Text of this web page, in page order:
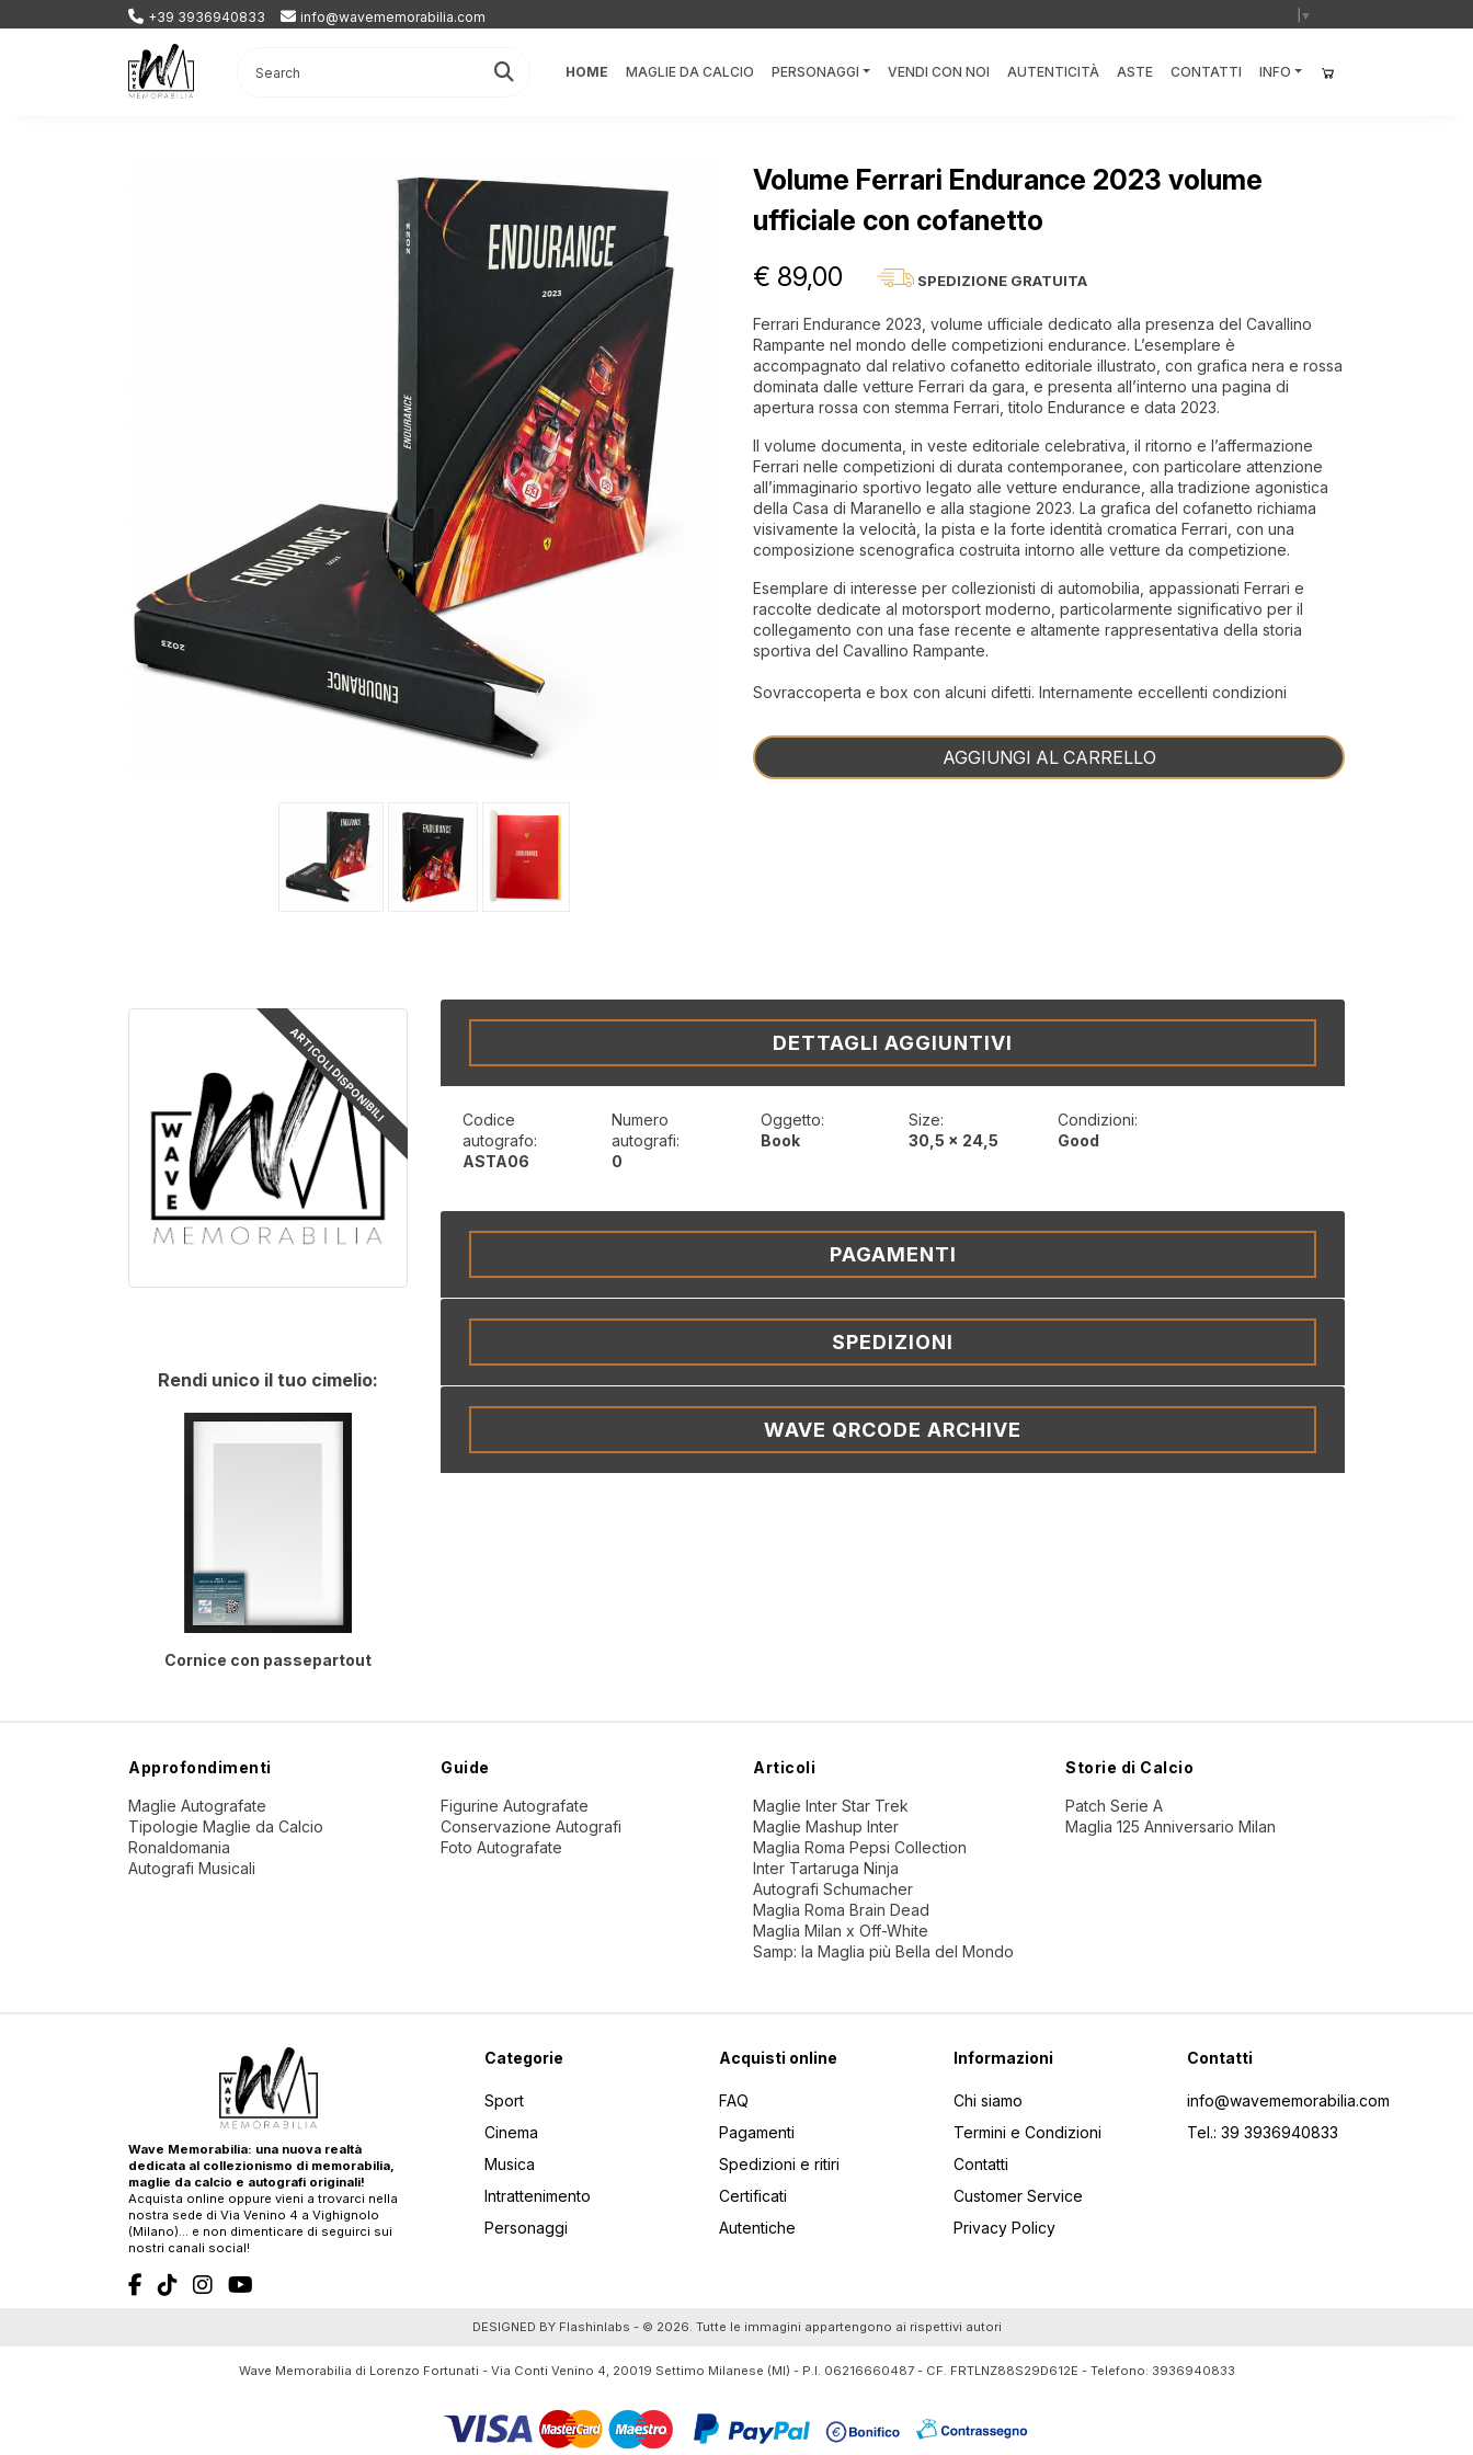
+39 3936940833 info@wavememorabilia.com ▼
HOME MAGLIE DA CALCIO PERSONAGGI VENDI CON NOI AUTENTICITÀ ASTE CONTATTI INFO
Volume Ferrari Endurance 2023 volume
ufficiale con cofanetto
€ 89,00 SPEDIZIONE GRATUITA
Ferrari Endurance 2023, volume ufficiale dedicato alla presenza del Cavallino
Rampante nel mondo delle competizioni endurance. L’esemplare è
accompagnato dal relativo cofanetto editoriale illustrato, con grafica nera e rossa
dominata dalle vetture Ferrari da gara, e presenta all’interno una pagina di
apertura rossa con stemma Ferrari, titolo Endurance e data 2023.
Il volume documenta, in veste editoriale celebrativa, il ritorno e l’affermazione
Ferrari nelle competizioni di durata contemporanee, con particolare attenzione
all’immaginario sportivo legato alle vetture endurance, alla tradizione agonistica
della Casa di Maranello e alla stagione 2023. La grafica del cofanetto richiama
visivamente la velocità, la pista e la forte identità cromatica Ferrari, con una
composizione scenografica costruita intorno alle vetture da competizione.
Esemplare di interesse per collezionisti di automobilia, appassionati Ferrari e
raccolte dedicate al motorsport moderno, particolarmente significativo per il
collegamento con una fase recente e altamente rappresentativa della storia
sportiva del Cavallino Rampante.
Sovraccoperta e box con alcuni difetti. Internamente eccellenti condizioni
AGGIUNGI AL CARRELLO
ARTICOLI DISPONIBILI
Rendi unico il tuo cimelio:
Cornice con passepartout
DETTAGLI AGGIUNTIVI
Codice
autografo:
ASTA06
Numero
autografi:
0
Oggetto:
Book
Size:
30,5 x 24,5
Condizioni:
Good
PAGAMENTI
SPEDIZIONI
WAVE QRCODE ARCHIVE
Approfondimenti
Maglie Autografate
Tipologie Maglie da Calcio
Ronaldomania
Autografi Musicali
Guide
Figurine Autografate
Conservazione Autografi
Foto Autografate
Articoli
Maglie Inter Star Trek
Maglie Mashup Inter
Maglia Roma Pepsi Collection
Inter Tartaruga Ninja
Autografi Schumacher
Maglia Roma Brain Dead
Maglia Milan x Off-White
Samp: la Maglia più Bella del Mondo
Storie di Calcio
Patch Serie A
Maglia 125 Anniversario Milan
Wave Memorabilia: una nuova realtà
dedicata al collezionismo di memorabilia,
maglie da calcio e autografi originali!
Acquista online oppure vieni a trovarci nella
nostra sede di Via Venino 4 a Vighignolo
(Milano)… e non dimenticare di seguirci sui
nostri canali social!
Categorie
Sport
Cinema
Musica
Intrattenimento
Personaggi
Acquisti online
FAQ
Pagamenti
Spedizioni e ritiri
Certificati
Autentiche
Informazioni
Chi siamo
Termini e Condizioni
Contatti
Customer Service
Privacy Policy
Contatti
info@wavememorabilia.com
Tel.: 39 3936940833
DESIGNED BY Flashinlabs - © 2026. Tutte le immagini appartengono ai rispettivi autori
Wave Memorabilia di Lorenzo Fortunati - Via Conti Venino 4, 20019 Settimo Milanese (MI) - P.I. 06216660487 - CF. FRTLNZ88S29D612E - Telefono: 3936940833